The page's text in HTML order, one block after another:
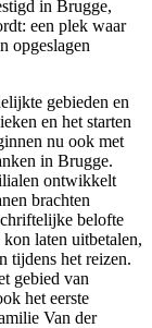
in Brugge,
een plek waar
opgeslagen
gebieden en
en het starten
nu ook met
in Brugge.
ontwikkelt
brachten
belofte
laten uitbetalen,
tijdens het reizen.
gebied van
het eerste
Van der